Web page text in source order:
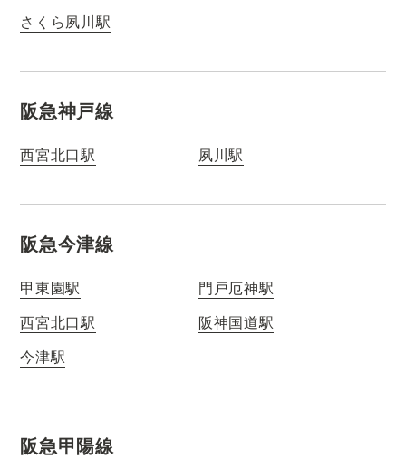
さくら夙川駅
阪急神戸線
西宮北口駅 夙川駅
阪急今津線
甲東園駅
門戸厄神駅
西宮北口駅
阪神国道駅
今津駅
阪急甲陽線